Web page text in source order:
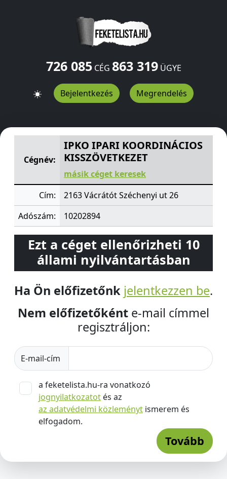
726 085CÉG 863 319ÜGYE
Bejelentkezés Megrendelés
IPKO IPARI KOORDINÁCIOS KISSZÖVETKEZET
Cégnév:
IPKO IPARI KOORDINÁCIOS
KISSZÖVETKEZET
másik céget keresek
Cím:
2163 Vácrátót Széchenyi ut 26
Adószám:
10202894
Ezt a céget ellenőrizheti 10
állami nyilvántartásban
Ha Ön előfizetőnk jelentkezzen be.
Nem előfizetőként e-mail címmel
regisztráljon:
E-mail-cím
a feketelista.hu-ra vonatkozó
jognyilatkozatot és az
az adatvédelmi közleményt ismerem és
elfogadom.
Tovább